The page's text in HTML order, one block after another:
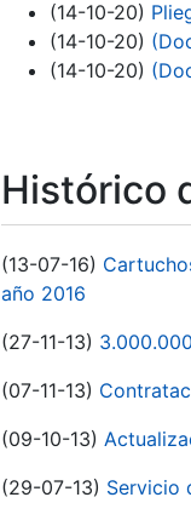
(14-10-20)
(14-10-20)
(14-10-20)
Histórico
(13-07-16)
año 2016
(27-11-13)
(07-11-13)
(09-10-13)
(29-07-13) Servicio